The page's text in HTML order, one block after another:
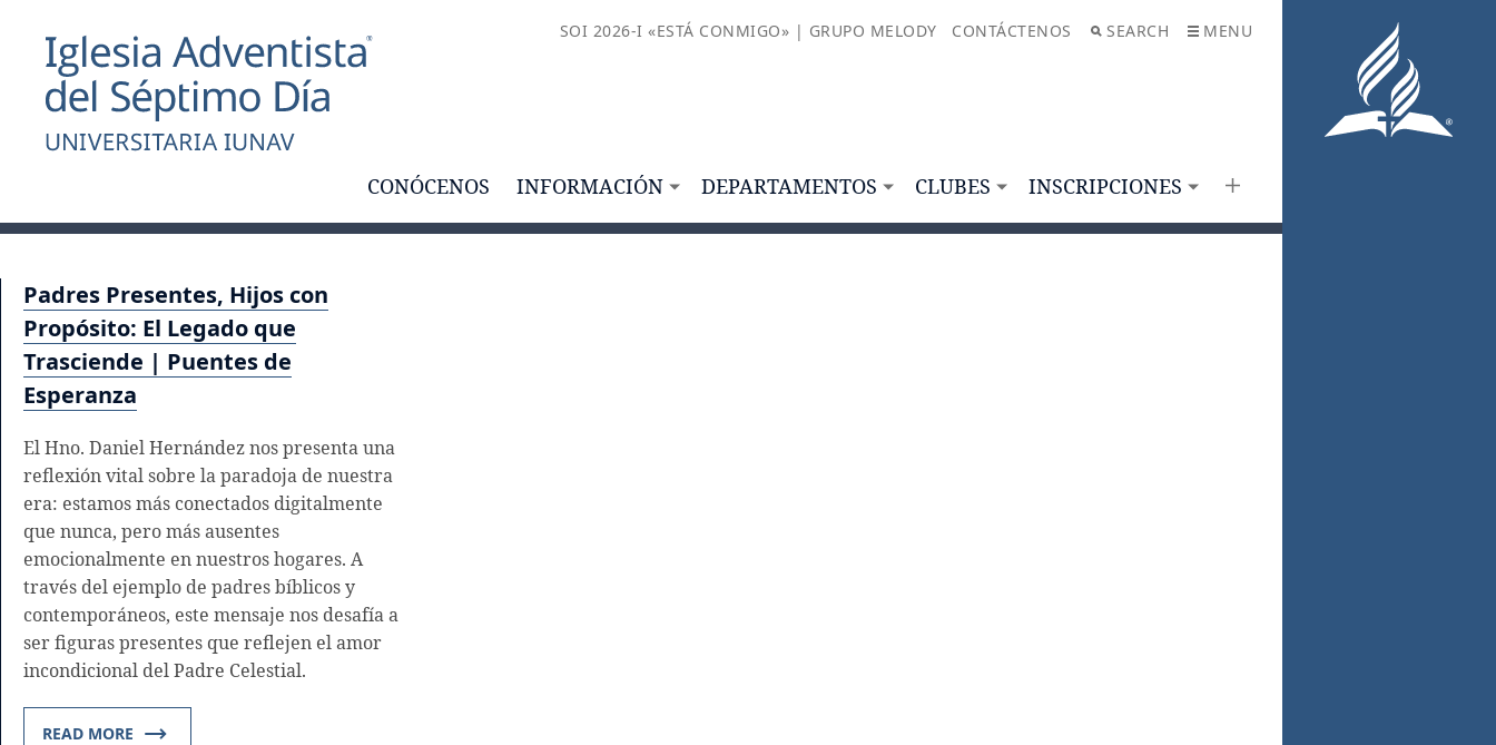
SOI 2026-I «ESTÁ CONMIGO» | GRUPO MELODY CONTÁCTENOS SEARCH MENU
CONÓCENOS INFORMACIÓN DEPARTAMENTOS CLUBES INSCRIPCIONES
Padres Presentes, Hijos con
Propósito: El Legado que
Trasciende | Puentes de
Esperanza
El Hno. Daniel Hernández nos presenta una
reflexión vital sobre la paradoja de nuestra
era: estamos más conectados digitalmente
que nunca, pero más ausentes
emocionalmente en nuestros hogares. A
través del ejemplo de padres bíblicos y
contemporáneos, este mensaje nos desafía a
ser figuras presentes que reflejen el amor
incondicional del Padre Celestial.
READ MORE